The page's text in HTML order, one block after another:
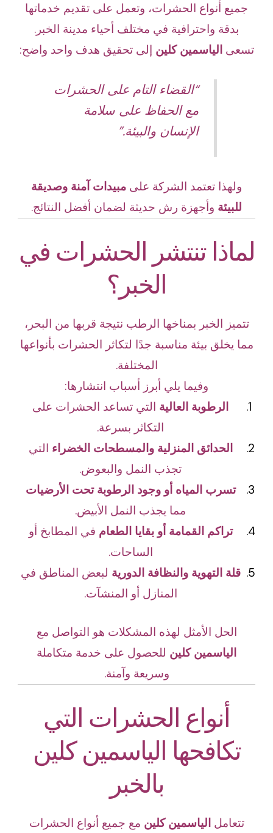
جميع أنواع الحشرات، وتعمل على تقديم خدماتها
بدقة واحترافية في مختلف أحياء مدينة الخبر.
تسعىالياسمين كلين إلى تحقيق هدف واحد واضح:
“القضاء التام على الحشرات
مع الحفاظ على سلامة
الإنسان والبيئة.”
ولهذا تعتمد الشركة على مبيدات آمنة وصديقة
للبيئة وأجهزة رش حديثة لضمان أفضل النتائج.
لماذا تنتشر الحشرات في
الخبر؟
تتميز الخبر بمناخها الرطب نتيجة قربها من البحر،
مما يخلق بيئة مناسبة جدًا لتكاثر الحشرات بأنواعها
المختلفة.
وفيما يلي أبرز أسباب انتشارها:
الرطوبة العالية التي تساعد الحشرات على
التكاثر بسرعة.
الحدائق المنزلية والمسطحات الخضراء التي
تجذب النمل والبعوض.
تسرب المياه أو وجود الرطوبة تحت الأرضيات
مما يجذب النمل الأبيض.
تراكم القمامة أو بقايا الطعام في المطابخ أو
الساحات.
قلة التهوية والنظافة الدورية لبعض المناطق في
المنازل أو المنشآت.
الحل الأمثل لهذه المشكلات هو التواصل مع
الياسمين كلين للحصول على خدمة متكاملة
وسريعة وآمنة.
أنواع الحشرات التي
تكافحها الياسمين كلين
بالخبر
تتعاملالياسمين كلين مع جميع أنواع الحشرات